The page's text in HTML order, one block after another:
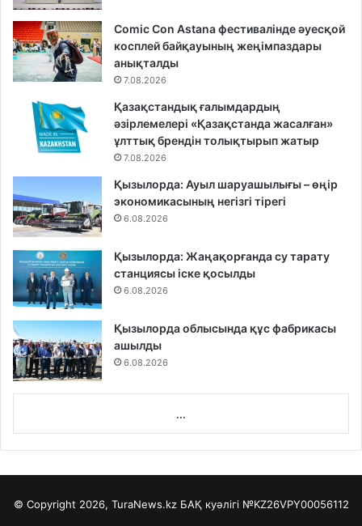
Comic Con Astana фестивалінде әуесқой
косплей байқауының жеңімпаздары
анықталды
7.08.2026
Қазақстандық ғалымдардың
әзірлемелері «Қазақстанда жасалған»
ұлттық брендін толықтырып жатыр
7.08.2026
Қызылорда: Ауыл шаруашылығы – өңір
экономикасының негізгі тірегі
6.08.2026
Қызылорда: Жаңақорғанда су тарату
станциясы іске қосылды
6.08.2026
Қызылорда облысында құс фабрикасы
ашылды
6.08.2026
...
© Copyright 2026, TuraNews.kz БАҚ куәлігі №KZ26VPY00056112